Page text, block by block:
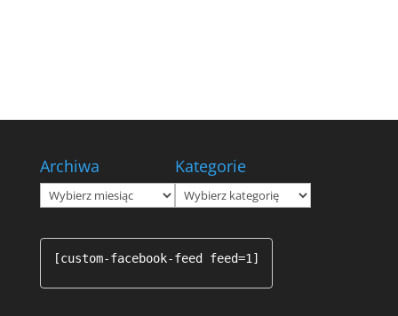
Archiwa
Archiwa
Kategorie
Kategorie
[custom-facebook-feed feed=1]